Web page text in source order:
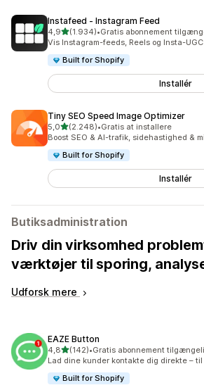
Instafeed ‑ Instagram Feed
4,9ud af 5 stjerner
(1.934)
1934 anmeldelser i alt
•Gratis abonnement
Vis Instagram-feeds, Reels og Insta-
Built for Shopify
Installér
Tiny SEO Speed Image Optimizer
5,0ud af 5 stjerner
(2.248)
2248 anmeldelser i alt
•Gratis at installere
Boost SEO & AI-trafik, sidehastighed &
Built for Shopify
Installér
Butiksadministration
Driv din virksomhed
værktøjer til sporing,
Udforsk mere
EAZE Button
4,8ud af 5 stjerner
(142)
142 anmeldelser i alt
•Gratis abonnement
Lad dine kunder kontakte dig direkte – til
Built for Shopify